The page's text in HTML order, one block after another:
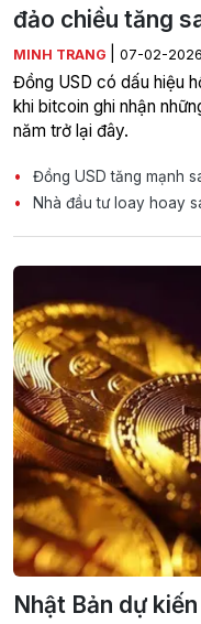
đảo chiều tăng
MINH TRANG 07-02-2026
Đồng USD có dấu hiệu
khi bitcoin ghi nhận
năm trở lại đây.
Đồng USD tăng mạnh
Nhà đầu tư loay hoay
Nhật Bản dự